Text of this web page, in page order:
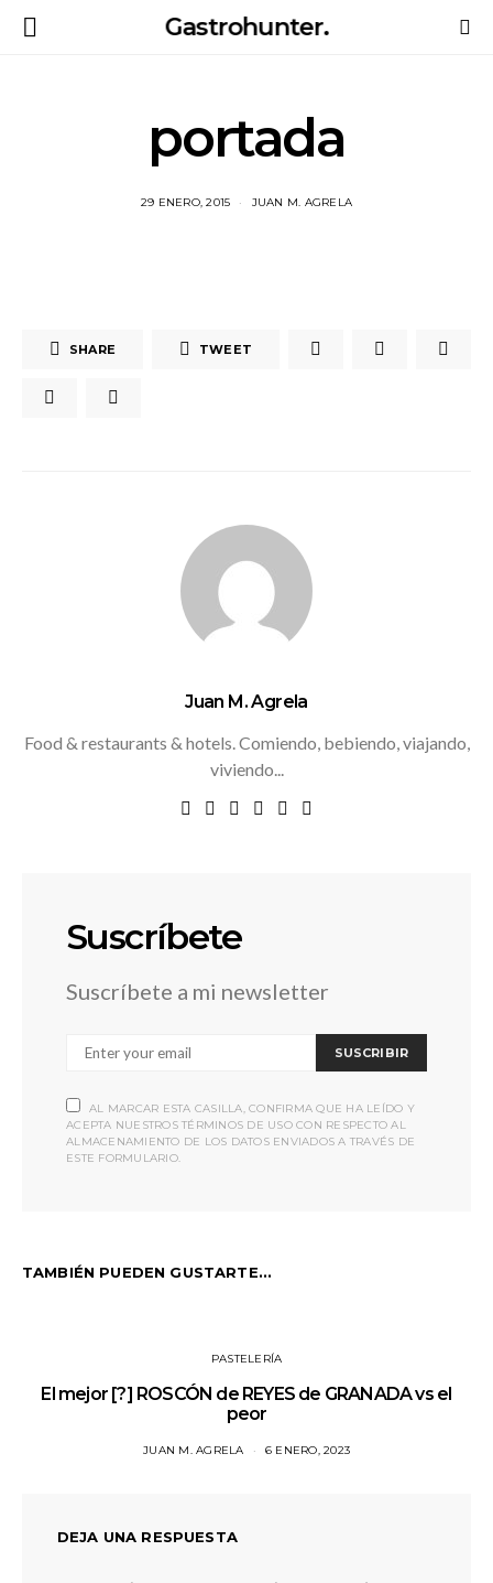
Gastrohunter.
portada
29 ENERO, 2015 JUAN M. AGRELA
SHARE TWEET
Juan M. Agrela
Food & restaurants & hotels. Comiendo, bebiendo, viajando,
viviendo...
Suscríbete
Suscríbete a mi newsletter
SUSCRIBIR
AL MARCAR ESTA CASILLA, CONFIRMA QUE HA LEÍDO Y
ACEPTA NUESTROS TÉRMINOS DE USO CON RESPECTO AL
ALMACENAMIENTO DE LOS DATOS ENVIADOS A TRAVÉS DE
ESTE FORMULARIO.
TAMBIÉN PUEDEN GUSTARTE...
PASTELERÍA
El mejor [?] ROSCÓN de REYES de GRANADA vs el
peor
JUAN M. AGRELA 6 ENERO, 2023
DEJA UNA RESPUESTA